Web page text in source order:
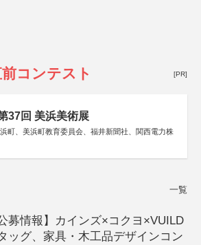
コンテスト [PR]
37回 美浜美術展
町、美浜町教育委員会、福井新聞社、関西電力株
一覧
公募情報】カインズ×コクヨ×VUILD
ッグ、家具・木工品デザインコン